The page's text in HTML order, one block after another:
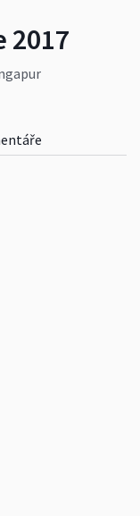
2017